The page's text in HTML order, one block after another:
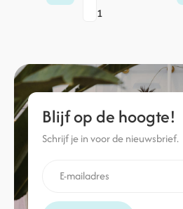
1
Blijf op de hoogte!
Schrijf je in voor de nieuwsbrief.